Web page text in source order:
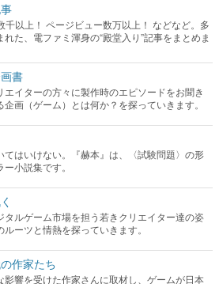
千以上！ ページビュー数万以上！ などなど。多
れた、電ファミ渾身の“殿堂入り”記事をまとめま
書
エイターの方々に製作時のエピソードをお聞き
企画（ゲーム）とは何か？を探っていきます。
てはいけない。『赫本』は、〈試験問題〉の形
小説集です。
タルゲーム市場を担う若きクリエイター達の姿
ーツと情熱を探っていきます。
作家たち
影響を受けた作家さんに取材し、ゲームが日本